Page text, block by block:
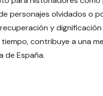
personajes olvidados o
y
contribuye a una
de España.